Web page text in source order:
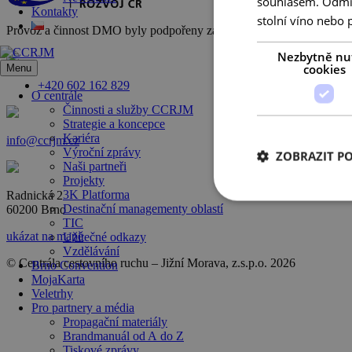
Kontakty
Menu
O centrále
Činnosti a služby CCRJM
Strategie a koncepce
Kariéra
Výroční zprávy
Naši partneři
Projekty
3K Platforma
Destinační managementy oblastí
TIC
Užitečné odkazy
Vzdělávání
Brno Convention
MojaKarta
Veletrhy
Pro partnery a média
Propagační materiály
Brandmanuál od A do Z
Provoz a činnost DMO byly podpořeny za přispění prostředků
+420 602 162 829
info@ccrjm.cz
Radnická 2
60200 Brno
ukázat na mapě
© Centrála cestovního ruchu – Jižní Morava, z.s.p.o. 2026
stolní víno nebo
Nezbytně
cookies
ZOBRAZIT